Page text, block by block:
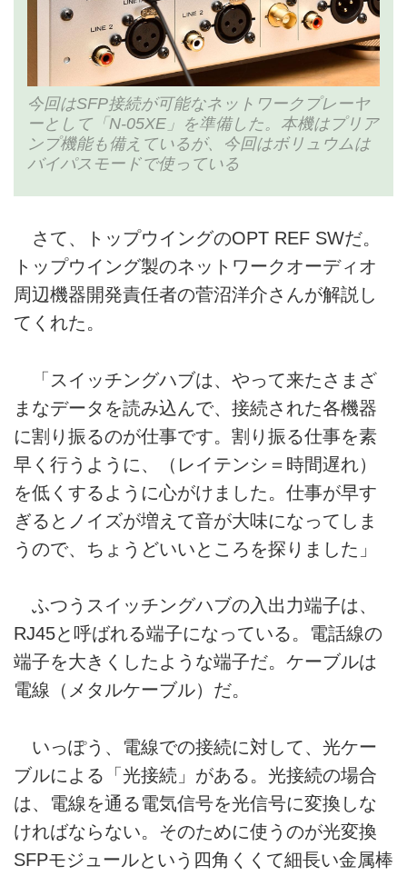
今回はSFP接続が可能なネットワークプレーヤ
ーとして「N-05XE」を準備した。本機はプリア
ンプ機能も備えているが、今回はボリュウムは
バイパスモードで使っている
さて、トップウイングのOPT REF SWだ。
トップウイング製のネットワークオーディオ
周辺機器開発責任者の菅沼洋介さんが解説し
てくれた。
「スイッチングハブは、やって来たさまざ
まなデータを読み込んで、接続された各機器
に割り振るのが仕事です。割り振る仕事を素
早く行うように、（レイテンシ＝時間遅れ）
を低くするように心がけました。仕事が早す
ぎるとノイズが増えて音が大味になってしま
うので、ちょうどいいところを探りました」
ふつうスイッチングハブの入出力端子は、
RJ45と呼ばれる端子になっている。電話線の
端子を大きくしたような端子だ。ケーブルは
電線（メタルケーブル）だ。
いっぽう、電線での接続に対して、光ケー
ブルによる「光接続」がある。光接続の場合
は、電線を通る電気信号を光信号に変換しな
ければならない。そのために使うのが光変換
SFPモジュールという四角くくて細長い金属棒